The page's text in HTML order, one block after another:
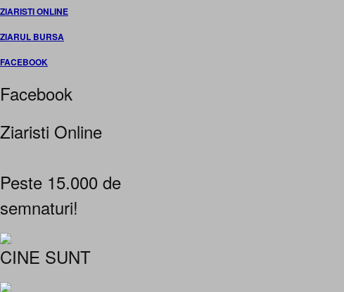
ZIARISTI ONLINE
ZIARUL BURSA
FACEBOOK
Facebook
Ziaristi Online
Peste 15.000 de
semnaturi!
CINE SUNT